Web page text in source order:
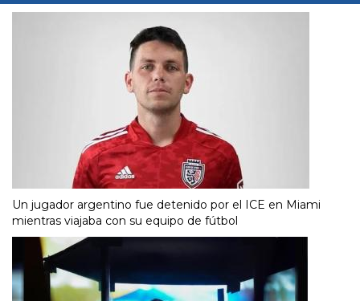
Un jugador argentino fue detenido por el ICE en Miami
mientras viajaba con su equipo de fútbol